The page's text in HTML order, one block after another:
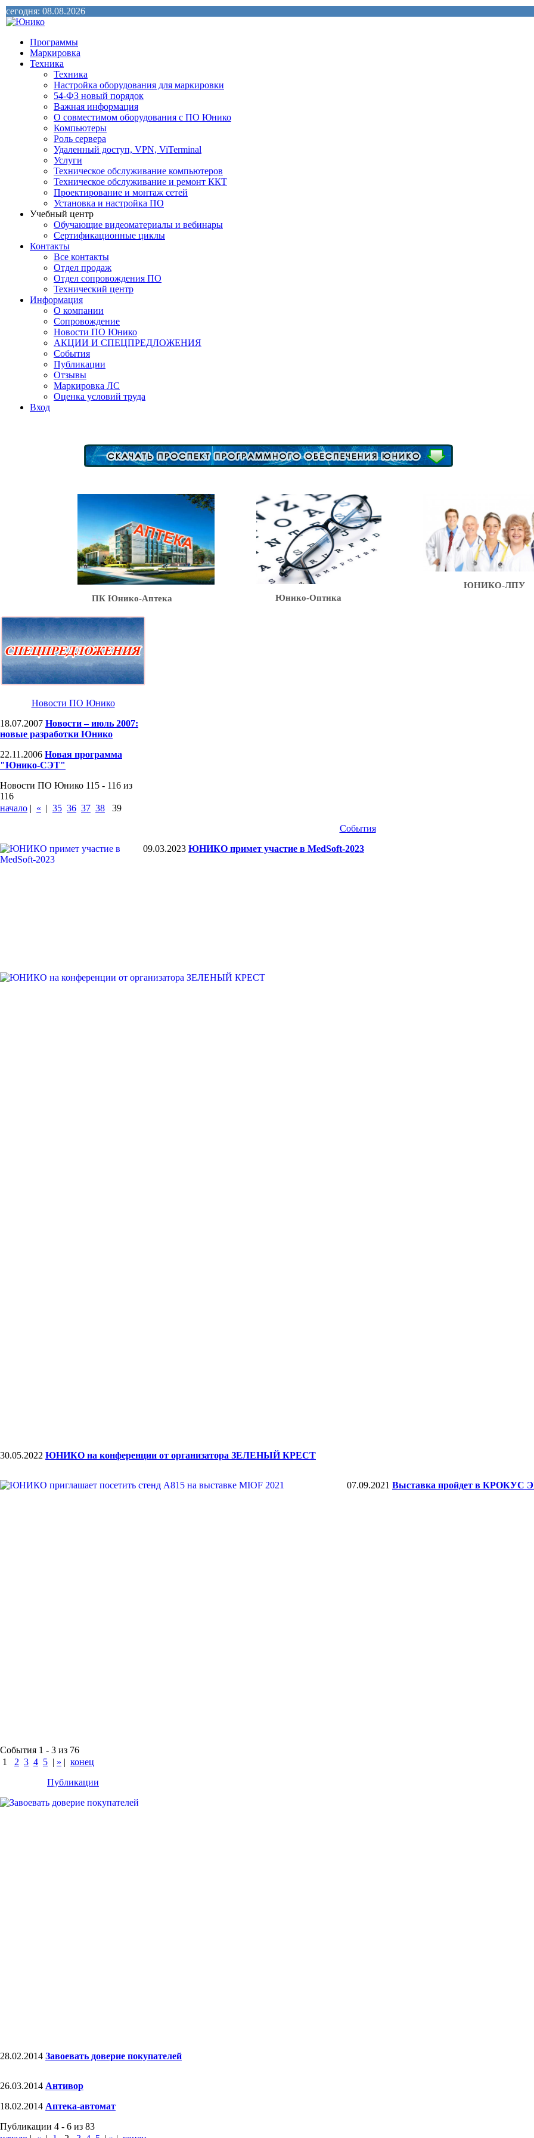
сегодня: 08.08.2026
Программы
Маркировка
Техника
Техника
Настройка оборудования для маркировки
54-ФЗ новый порядок
Важная информация
О совместимом оборудования с ПО Юнико
Компьютеры
Роль сервера
Удаленный доступ, VPN, ViTerminal
Услуги
Техническое обслуживание компьютеров
Техническое обслуживание и ремонт ККТ
Проектирование и монтаж сетей
Установка и настройка ПО
Учебный центр
Обучающие видеоматериалы и вебинары
Сертификационные циклы
Контакты
Все контакты
Отдел продаж
Отдел сопровождения ПО
Технический центр
Информация
О компании
Сопровождение
Новости ПО Юнико
АКЦИИ И СПЕЦПРЕДЛОЖЕНИЯ
События
Публикации
Отзывы
Маркировка ЛС
Оценка условий труда
Вход
ПК Юнико-Аптека Юнико-Оптика
ЮНИКО-ЛПУ
Новости ПО Юнико
18.07.2007 Новости – июль 2007:
новые разработки Юнико
22.11.2006 Новая программа
"Юнико-СЭТ"
Новости ПО Юнико 115 - 116 из
116
начало | « | 35 36 37 38
39
События
09.03.2023 ЮНИКО примет участие в MedSoft-2023
30.05.2022 ЮНИКО на конференции от организатора ЗЕЛЕНЫЙ КРЕСТ
07.09.2021 Выставка пройдет в КРОКУС
События 1 - 3 из 76
1
2 3 4 5 | » | конец
Публикации
28.02.2014 Завоевать доверие покупателей
26.03.2014 Антивор
18.02.2014 Аптека-автомат
Публикации 4 - 6 из 83